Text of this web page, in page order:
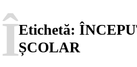
Etichetă:
ȘCOLAR
Î